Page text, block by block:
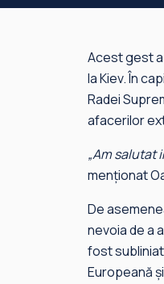
Acest gest
la Kiev. În
Radei
afacerilor
„Am salutat
menționat
De
nevoia de a
fost
Europeană